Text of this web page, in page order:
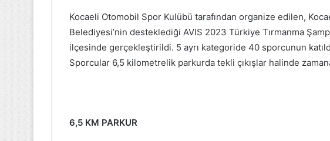
Kocaeli Otomobil Spor Kulübü tarafından organize edilen,
Belediyesi’nin desteklediği AVIS 2023 Türkiye Tırmanma
ilçesinde gerçekleştirildi. 5 ayrı kategoride 40 sporcunun
Sporcular 6,5 kilometrelik parkurda tekli çıkışlar halinde zamana
6,5 KM PARKUR